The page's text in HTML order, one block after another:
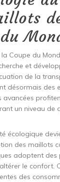
Coupe du
et
de la
désormais des
avancées
un niveau de
écologique
des maillots
adoptent des
le confort.
des